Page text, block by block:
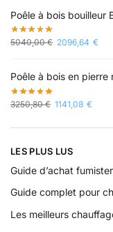
Poêle à bois bouilleur
5040,00€ 2096,64 €
Poêle à bois en pierre
3250,80€ 1141,08 €
LES PLUS LUS
Guide d’achat
Guide complet pour
Les meilleurs